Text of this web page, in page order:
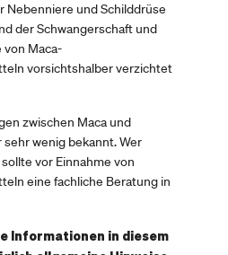
Nebenniere und Schilddrüse
der Schwangerschaft und
von Maca-
vorsichtshalber verzichtet
zwischen Maca und
wenig bekannt. Wer
vor Einnahme von
eine fachliche Beratung in
Informationen in diesem